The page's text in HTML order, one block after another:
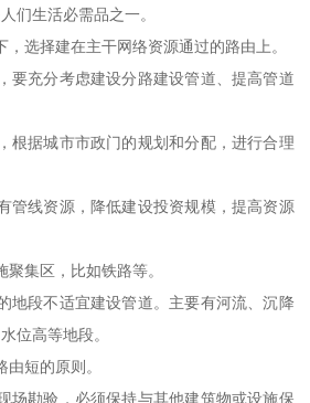
们生活必需品之一。
，选择建在主干网络资源通过的路由上。
要充分考虑建设分路建设管道、提高管道
根据城市市政门的规划和分配，进行合理
管线资源，降低建设投资规模，提高资源
聚集区，比如铁路等。
地段不适宜建设管道。主要有河流、沉降
位高等地段。
由短的原则。
场勘验，必须保持与其他建筑物或设施保